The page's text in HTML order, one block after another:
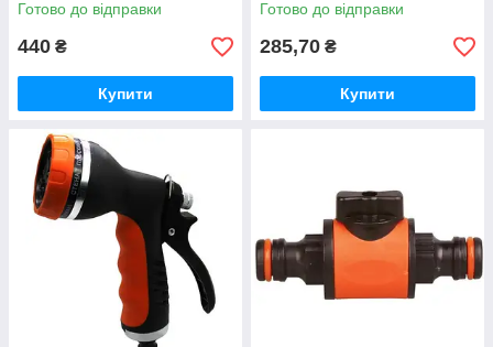
Готово до відправки
440 ₴
Купити
Готово до відправки
285,70 ₴
Купити